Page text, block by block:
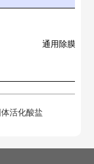
通用除膜活化
活化酸盐